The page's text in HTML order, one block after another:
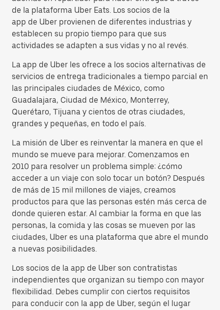
de la plataforma Uber Eats. Los socios de la
app de Uber provienen de diferentes industrias y
establecen su propio tiempo para que sus
actividades se adapten a sus vidas y no al revés.
La app de Uber les ofrece a los socios alternativas de
servicios de entrega tradicionales a tiempo parcial en
las principales ciudades de México, como
Guadalajara, Ciudad de México, Monterrey,
Querétaro, Tijuana y cientos de otras ciudades,
grandes y pequeñas, en todo el país.
La misión de Uber es reinventar la manera en que el
mundo se mueve para mejorar. Comenzamos en
2010 para resolver un problema simple: ¿cómo
acceder a un viaje con solo tocar un botón? Después
de más de 15 mil millones de viajes, creamos
productos para que las personas estén más cerca de
donde quieren estar. Al cambiar la forma en que las
personas, la comida y las cosas se mueven por las
ciudades, Uber es una plataforma que abre el mundo
a nuevas posibilidades.
Los socios de la app de Uber son contratistas
independientes que organizan su tiempo con mayor
flexibilidad. Debes cumplir con ciertos requisitos
para conducir con la app de Uber, según el lugar